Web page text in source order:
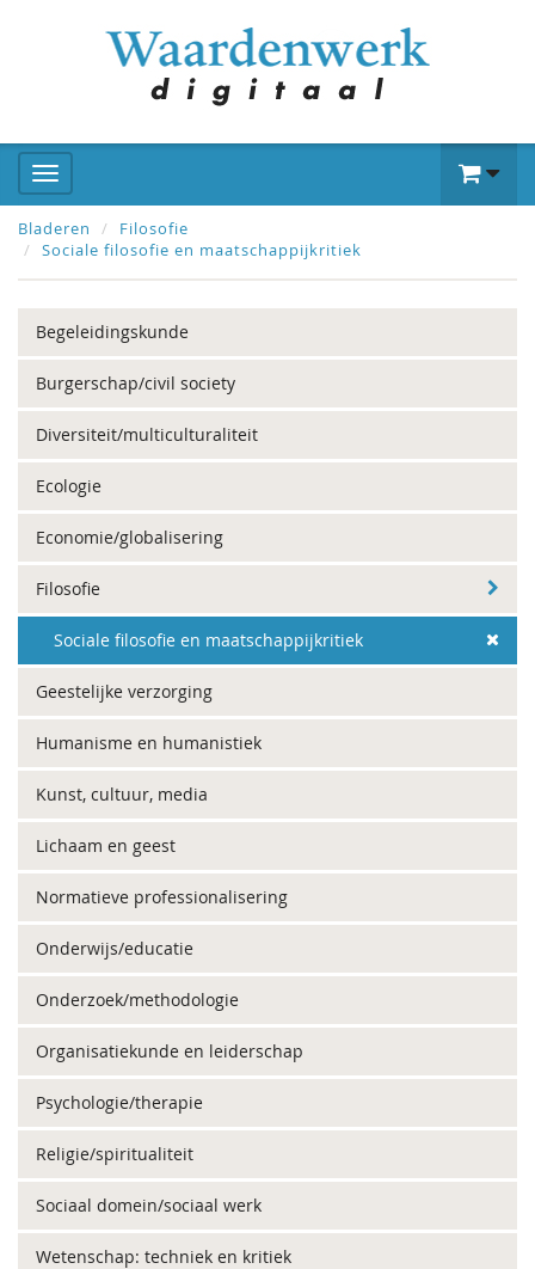
Bladeren
Filosofie
Sociale filosofie en maatschappijkritiek
Begeleidingskunde
Burgerschap/civil society
Diversiteit/multiculturaliteit
Ecologie
Economie/globalisering
Filosofie
Sociale filosofie en maatschappijkritiek
Geestelijke verzorging
Humanisme en humanistiek
Kunst, cultuur, media
Lichaam en geest
Normatieve professionalisering
Onderwijs/educatie
Onderzoek/methodologie
Organisatiekunde en leiderschap
Psychologie/therapie
Religie/spiritualiteit
Sociaal domein/sociaal werk
Wetenschap: techniek en kritiek